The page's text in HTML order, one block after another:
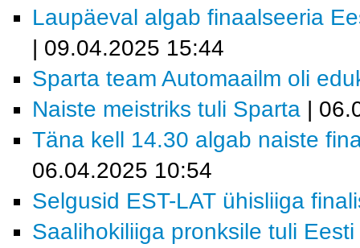
Laupäeval algab finaalseeria
| 09.04.2025 15:44
Sparta team Automaailm oli
Naiste meistriks tuli Sparta |
Täna kell 14.30 algab naiste
06.04.2025 10:54
Selgusid EST-LAT ühisliiga
Saalihokiliiga pronksile tuli